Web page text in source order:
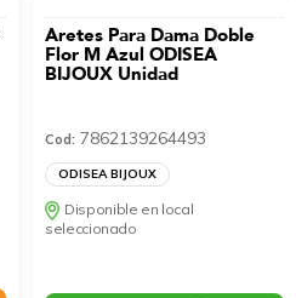
Aretes Para Dama Doble
Flor M Azul ODISEA
BIJOUX Unidad
Cod: 7862139264493
ODISEA BIJOUX
Disponible en local
seleccionado